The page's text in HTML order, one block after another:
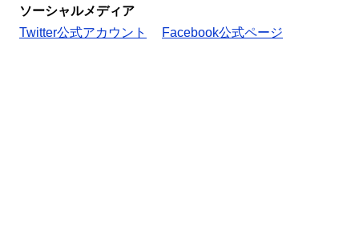
ソーシャルメディア
Twitter公式アカウント
Facebook公式ページ